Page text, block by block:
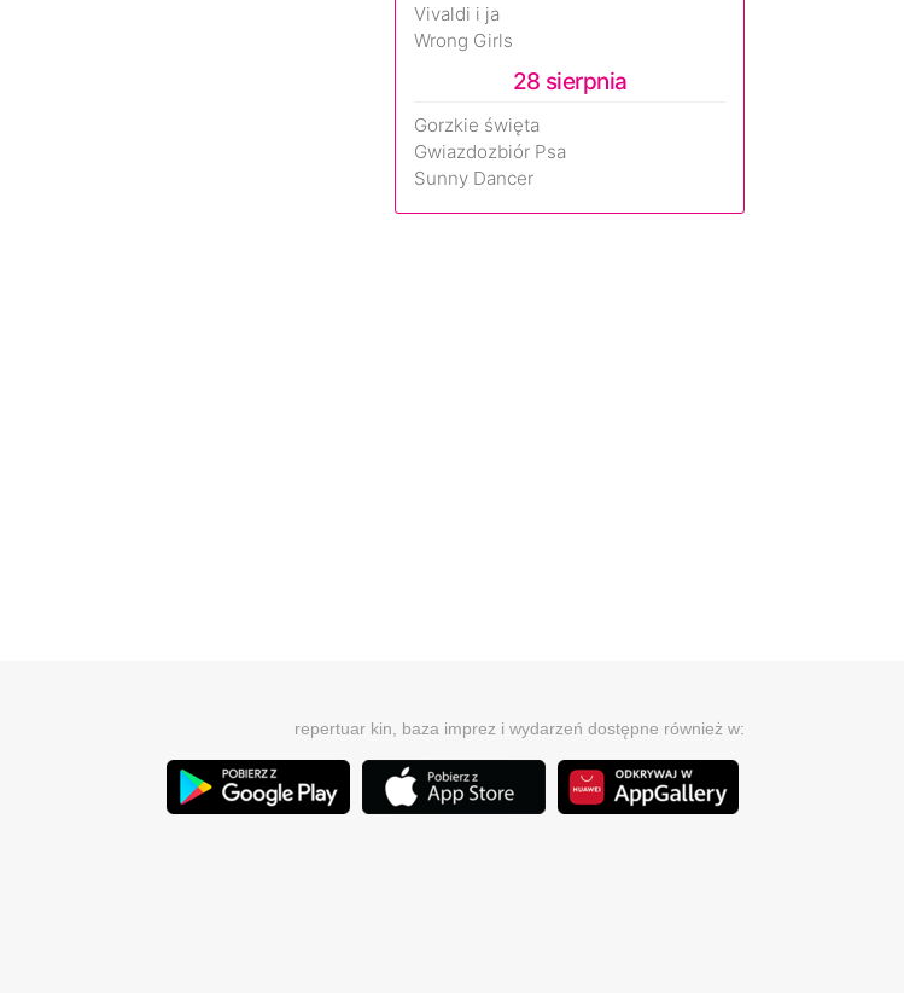
Vivaldi i ja
Wrong Girls
28 sierpnia
Gorzkie święta
Gwiazdozbiór Psa
Sunny Dancer
repertuar kin, baza imprez i wydarzeń dostępne również w: